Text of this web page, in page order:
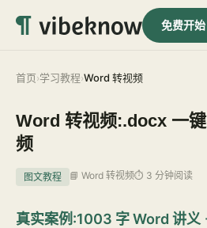
免费开始
首页›学习教程›Word 转视频
Word 转视频:.docx 一
频
图文教程 📘 Word 转视频⏱ 3 分钟阅读
真实案例:1003 字 Word 讲